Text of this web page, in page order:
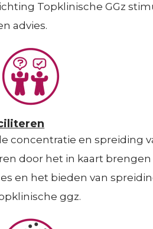
Topklinische GGz
advies.
concentratie en spreiding
door het in kaart brengen
en het bieden van
ggz.